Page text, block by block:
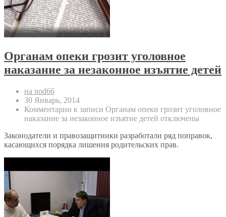
Органам опеки грозит уголовное
наказание за незаконное изъятие детей
на nod66
30 Январь, 2014
Комментарии к записи Органам опеки грозит уголовное
наказание за незаконное изъятие детей отключены
Законодатели и правозащитники разработали ряд поправок,
касающихся порядка лишения родительских прав.